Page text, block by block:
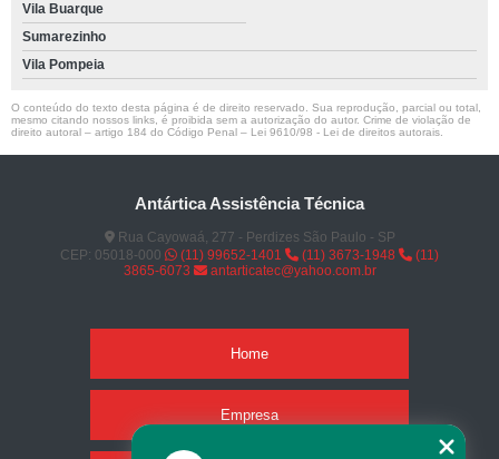
Vila Buarque
Sumarezinho
Vila Pompeia
O conteúdo do texto desta página é de direito reservado. Sua reprodução, parcial ou total,
mesmo citando nossos links, é proibida sem a autorização do autor. Crime de violação de
direito autoral – artigo 184 do Código Penal – Lei 9610/98 - Lei de direitos autorais
Antártica Assistência Técnica
Rua Cayowaá, 277 - Perdizes São Paulo - SP
CEP: 05018-000
(11) 99652-1401 (11) 3673-1948
(11)
3865-6073
antarticatec@yahoo.com.br
Home
Empresa